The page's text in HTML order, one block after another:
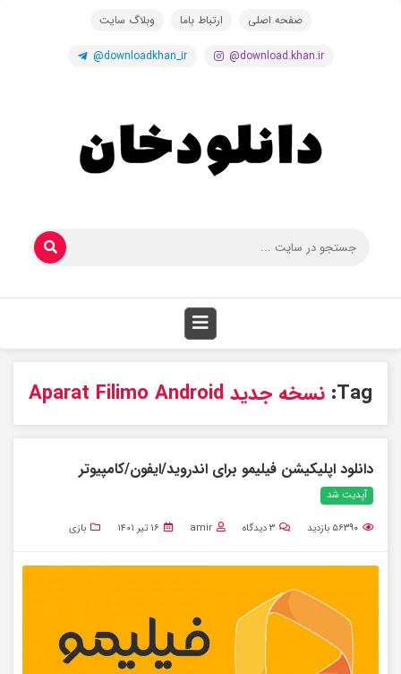
صفحه اصلی ارتباط باما وبلاگ سایت
@download.khan.ir
@downloadkhan_ir
Tag: نسخه جدید Aparat Filimo Android
دانلود اپلیکیشن فیلیمو برای اندروید/ایفون/کامپیوتر
آپدیت شد
۵۶۳۹۰ بازدید ۳دیدگاه amir ۱۶ تیر ۱۴۰۱ بازی